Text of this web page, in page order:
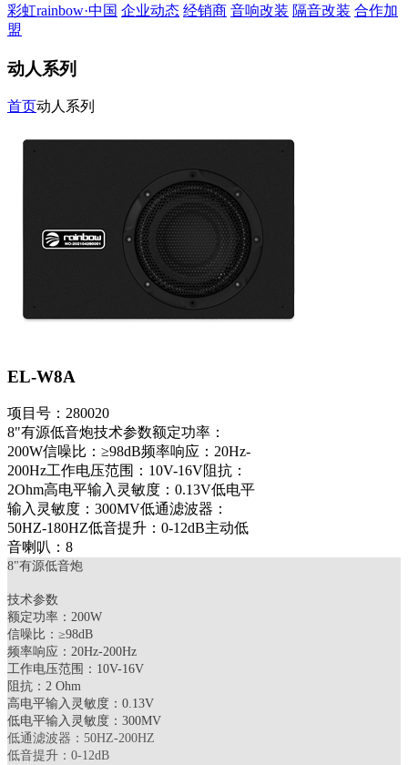
彩虹rainbow·中国 企业动态 经销商 音响改装 隔音改装 合作加
盟
动人系列
首页动人系列
EL-W8A
项目号：280020
8"有源低音炮技术参数额定功率：
200W信噪比：≥98dB频率响应：20Hz-
200Hz工作电压范围：10V-16V阻抗：
2Ohm高电平输入灵敏度：0.13V低电平
输入灵敏度：300MV低通滤波器：
50HZ-180HZ低音提升：0-12dB主动低
音喇叭：8
8"有源低音炮
技术参数
额定功率：200W
信噪比：≥98dB
频率响应：20Hz-200Hz
工作电压范围：10V-16V
阻抗：2 Ohm
高电平输入灵敏度：0.13V
低电平输入灵敏度：300MV
低通滤波器：50HZ-200HZ
低音提升：0-12dB